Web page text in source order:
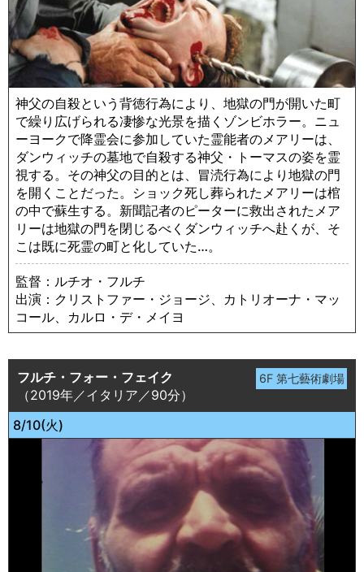
神父の自殺という背徳行為により、地獄の門が開いた町
で繰り広げられる凄惨な光景を描くゾンビホラー。ニュ
ーヨークで降霊会に参加していた霊能者のメアリーは、
ダンウィッチの墓地で自殺する神父・トーマスの姿を霊
視する。その神父の目的とは、冒涜行為により地獄の門
を開くことだった。ショック死し葬られたメアリーは棺
の中で蘇生する。新聞記者のピーターに救出されたメア
リーは地獄の門を閉じるべくダンウィッチへ赴くが、そ
こは既に死霊の町と化していた…。
監督：ルチオ・フルチ
出演：クリストファー・ジョージ、カトリオーナ・マッ
コール、カルロ・デ・メイヨ
フルチ・フォー・フェイク
（2019年／イタリア／90分）
8/10(火)